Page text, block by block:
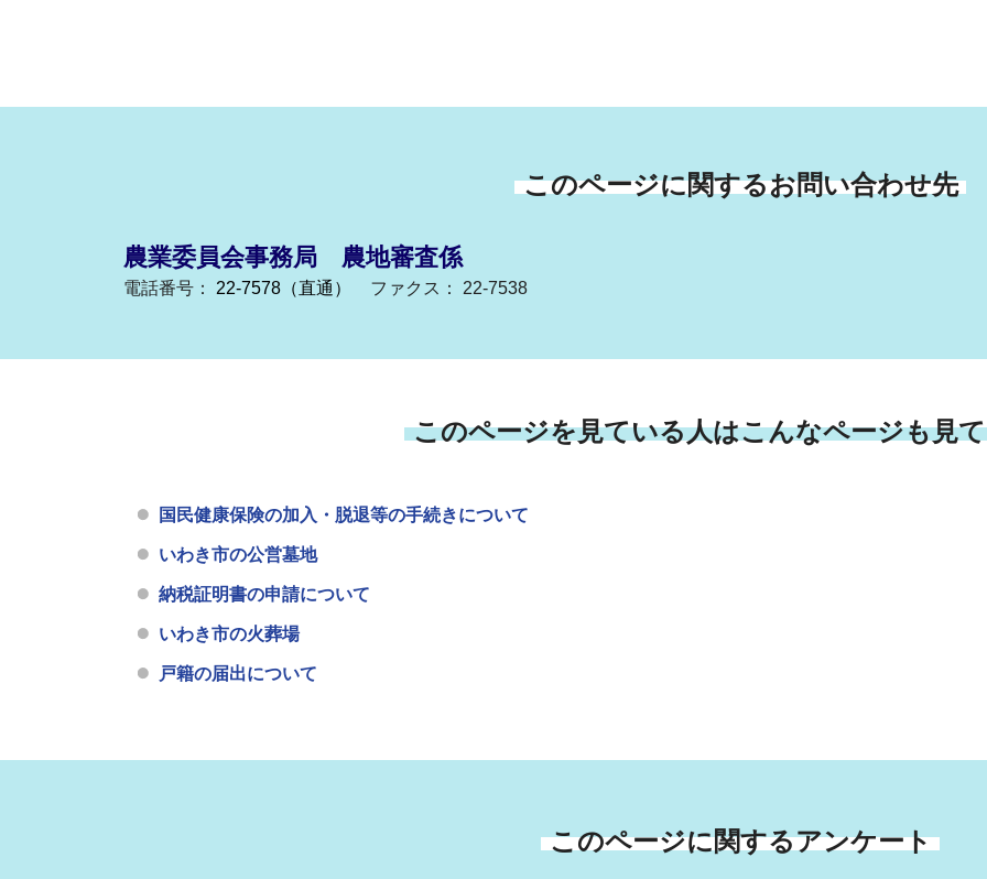
このページに関するお問い合わせ先
農業委員会事務局 農地審査係
電話番号： 22-7578（直通） ファクス： 22-7538
このページを見ている人はこんなページも見
国民健康保険の加入・脱退等の手続きについて
いわき市の公営墓地
納税証明書の申請について
いわき市の火葬場
戸籍の届出について
このページに関するアンケート